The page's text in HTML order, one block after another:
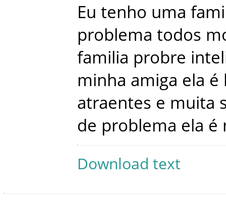
Eu tenho uma
problema todos
familia probre
minha amiga ela é
atraentes e muita
de problema ela é
Download text